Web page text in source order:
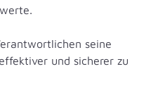
seine
und sicherer zu